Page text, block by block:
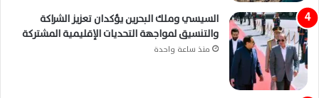
السيسي وملك البحرين يؤكدان تعزيز الشراكة
والتنسيق لمواجهة التحديات الإقليمية المشتركة
منذ ساعة واحدة